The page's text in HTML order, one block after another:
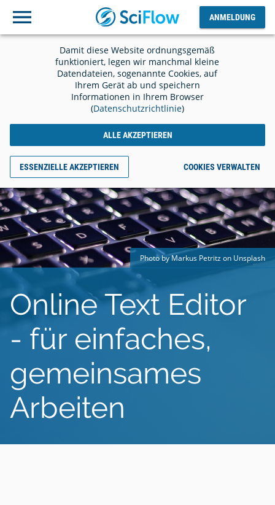
Damit diese Website ordnungsgemäß
funktioniert, legen wir manchmal kleine
Datendateien, sogenannte Cookies, auf
Ihrem Gerät ab und speichern
Informationen in Ihrem Browser
(Datenschutzrichtlinie)
ALLE AKZEPTIEREN
ESSENZIELLE AKZEPTIEREN COOKIES VERWALTEN
ANMELDUNG
ANMELDUNG
Ausloggen
Photo by Markus Petritz on Unsplash
Online Text Editor
- für einfaches,
gemeinsames
Arbeiten